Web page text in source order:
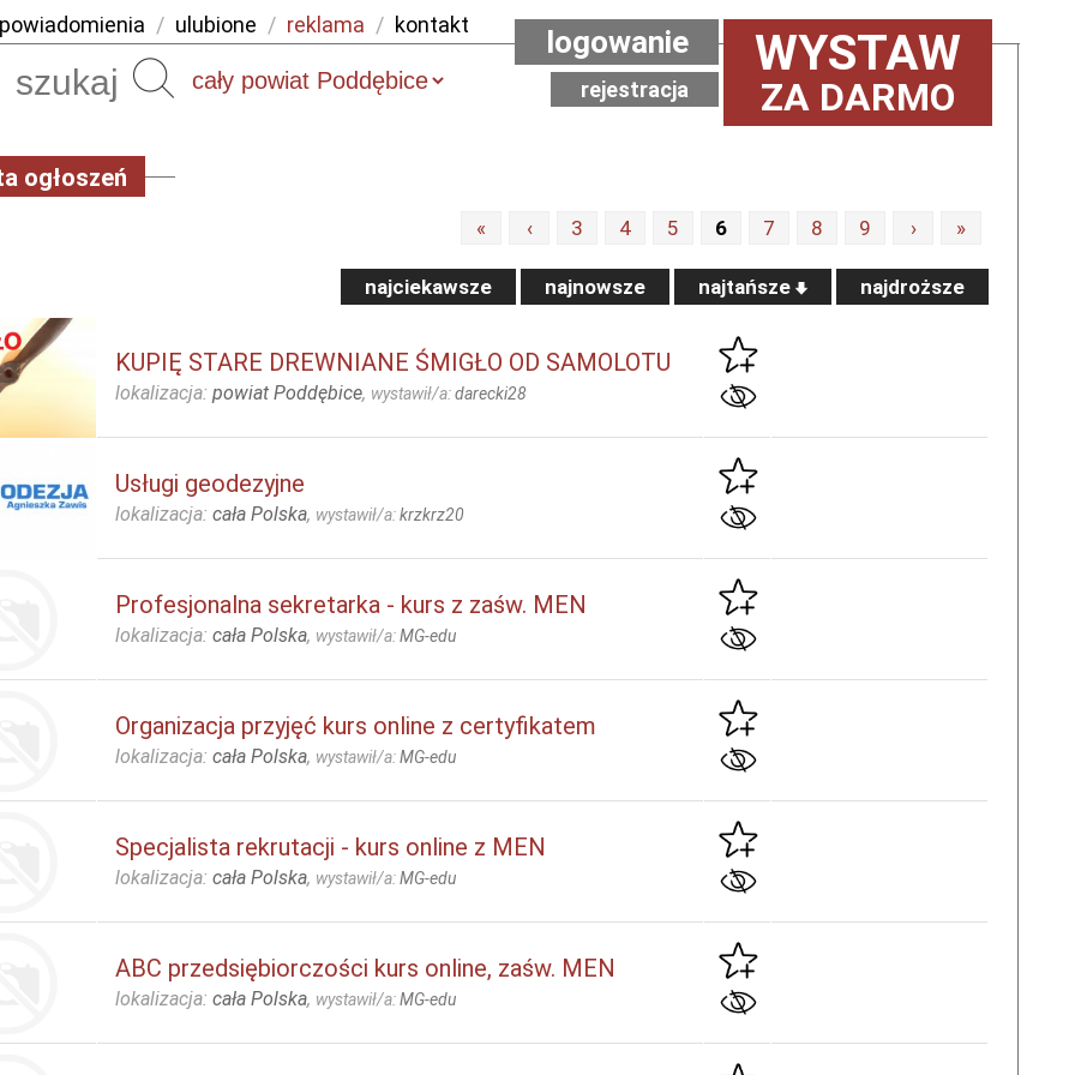
powiadomienia / ulubione / reklama / kontakt
Szukaj WYSTAW
ZA DARMO
logowanie
rejestracja
ogłoszeń
« ‹ 3 4 5 6 7 8 9 › »
najciekawsze najnowsze najtańsze najdroższe
KUPIĘ STARE DREWNIANE ŚMIGŁO OD SAMOLOTU
lokalizacja: powiat Poddębice, wystawił/a:darecki28
Usługi geodezyjne
lokalizacja: cała Polska, wystawił/a:krzkrz20
Profesjonalna sekretarka - kurs z zaśw. MEN
lokalizacja: cała Polska, wystawił/a:MG-edu
Organizacja przyjęć kurs online z certyfikatem
lokalizacja: cała Polska, wystawił/a:MG-edu
Specjalista rekrutacji - kurs online z MEN
lokalizacja: cała Polska, wystawił/a:MG-edu
ABC przedsiębiorczości kurs online, zaśw. MEN
lokalizacja: cała Polska, wystawił/a:MG-edu